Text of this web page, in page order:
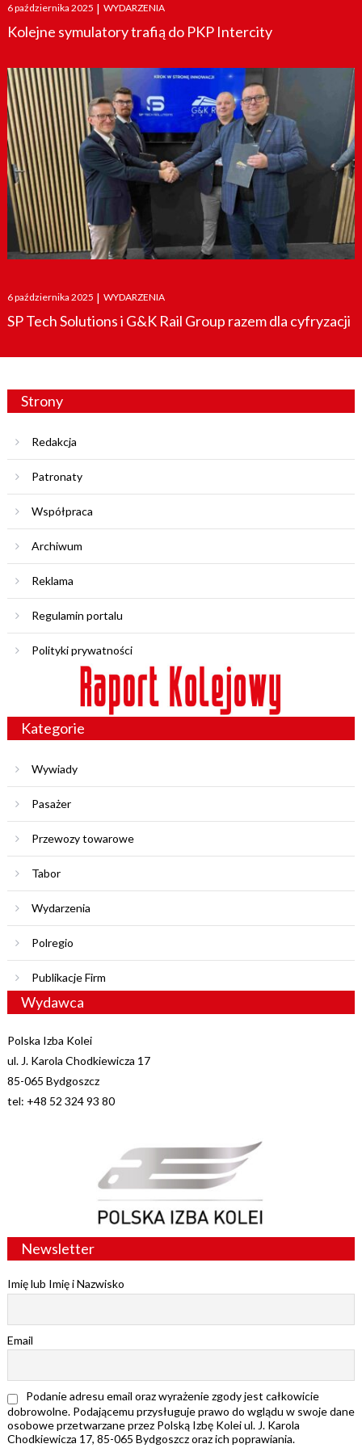
Posted
on
6 października 2025 | WYDARZENIA
Kolejne symulatory trafią do PKP Intercity
Posted
on
6 października 2025 | WYDARZENIA
SP Tech Solutions i G&K Rail Group razem dla cyfryzacji
Strony
Redakcja
Patronaty
Współpraca
Archiwum
Reklama
Regulamin portalu
Polityki prywatności
Kategorie
Wywiady
Pasażer
Przewozy towarowe
Tabor
Wydarzenia
Polregio
Publikacje Firm
Wydawca
Polska Izba Kolei
ul. J. Karola Chodkiewicza 17
85-065 Bydgoszcz
tel: +48 52 324 93 80
Newsletter
Imię lub Imię i Nazwisko
Email
Podanie adresu email oraz wyrażenie zgody jest całkowicie
dobrowolne. Podającemu przysługuje prawo do wglądu w swoje dane
osobowe przetwarzane przez Polską Izbę Kolei ul. J. Karola
Chodkiewicza 17, 85-065 Bydgoszcz oraz ich poprawiania.